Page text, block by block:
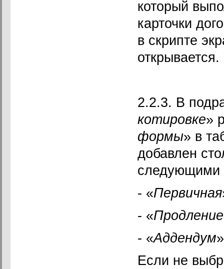
который
карточки
в скрипте
открывается.
2.2.3. В
котировке»
формы» в
добавлен
следующими
- «Первичная
- «Продление
- «Аддендум
Если не